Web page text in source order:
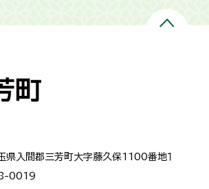
県入間郡三芳町大字藤久保1100番地１
0019